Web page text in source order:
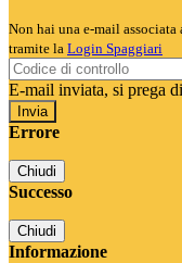
Non hai una e-mail
tramite la Login Spaggiari
E-mail inviata, si prega
Errore
Chiudi
Successo
Chiudi
Informazione